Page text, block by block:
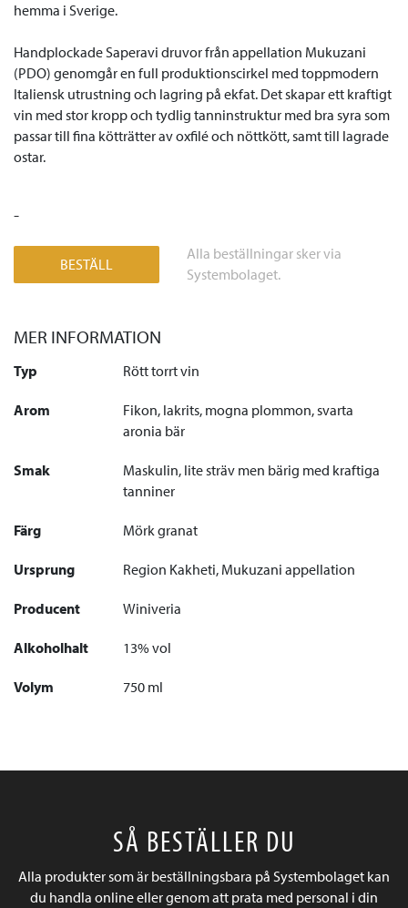
hemma i Sverige.
Handplockade Saperavi druvor från appellation Mukuzani
(PDO) genomgår en full produktionscirkel med toppmodern
Italiensk utrustning och lagring på ekfat. Det skapar ett kraftigt
vin med stor kropp och tydlig tanninstruktur med bra syra som
passar till fina kötträtter av oxfilé och nöttkött, samt till lagrade
ostar.
-
BESTÄLL
Alla beställningar sker via
Systembolaget.
MER INFORMATION
Typ Rött torrt vin
Arom
Fikon, lakrits, mogna plommon, svarta
aronia bär
Smak
Maskulin, lite sträv men bärig med kraftiga
tanniner
Färg Mörk granat
Ursprung Region Kakheti, Mukuzani appellation
Producent Winiveria
Alkoholhalt 13% vol
Volym 750 ml
SÅ BESTÄLLER DU
Alla produkter som är beställningsbara på Systembolaget kan
du handla online eller genom att prata med personal i din